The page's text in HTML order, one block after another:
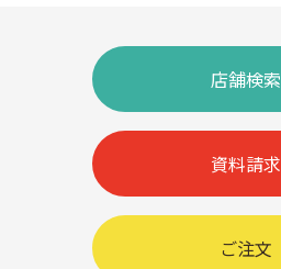
店舗検索
資料請求
ご注文